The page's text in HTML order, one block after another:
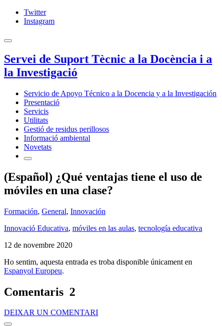
Twitter
Instagram
Servei de Suport Tècnic a la Docència i a
la Investigació
Servicio de Apoyo Técnico a la Docencia y a la Investigación
Presentació
Servicis
Utilitats
Gestió de residus perillosos
Informació ambiental
Novetats
(Español) ¿Qué ventajas tiene el uso de
móviles en una clase?
Formación, General, Innovación
Innovació Educativa, móviles en las aulas, tecnología educativa
12 de novembre 2020
Ho sentim, aquesta entrada es troba disponible únicament en
Espanyol Europeu.
Comentaris 2
DEIXAR UN COMENTARI